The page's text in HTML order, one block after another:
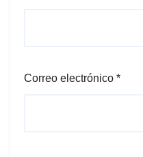
Correo electrónico *